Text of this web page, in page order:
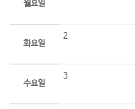
월요일
화요일
2
수요일
3